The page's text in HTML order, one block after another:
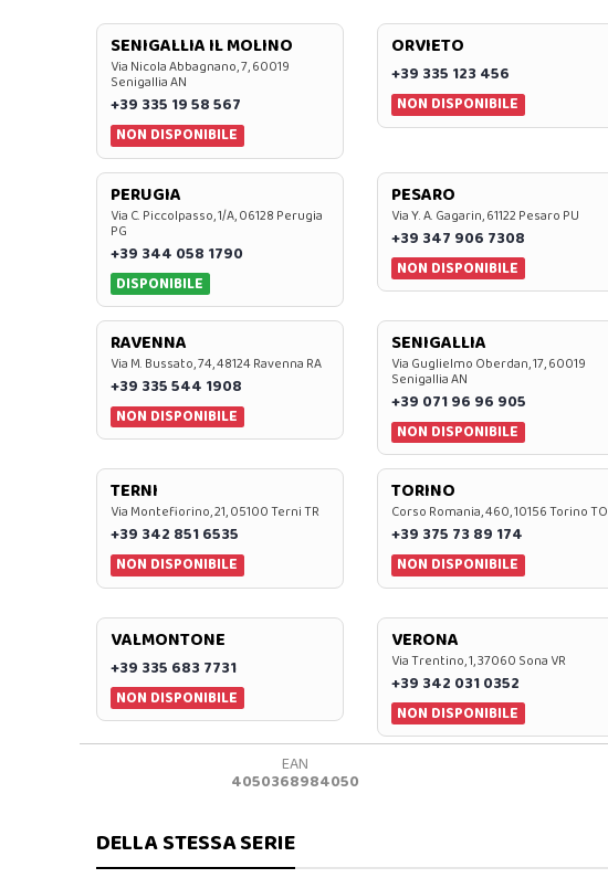
SENIGALLIA IL MOLINO
Via Nicola Abbagnano, 7, 60019
Senigallia AN
+39 335 19 58 567
NON DISPONIBILE
ORVIETO
+39 335 123 456
NON DISPONIBILE
PERUGIA
Via C. Piccolpasso, 1/A, 06128 Perugia
PG
+39 344 058 1790
DISPONIBILE
PESARO
Via Y. A. Gagarin, 61122 Pesaro PU
+39 347 906 7308
NON DISPONIBILE
RAVENNA
Via M. Bussato, 74, 48124 Ravenna RA
+39 335 544 1908
NON DISPONIBILE
SENIGALLIA
Via Guglielmo Oberdan, 17, 60019
Senigallia AN
+39 071 96 96 905
NON DISPONIBILE
TERNI
Via Montefiorino, 21, 05100 Terni TR
+39 342 851 6535
NON DISPONIBILE
TORINO
Corso Romania, 460, 10156 Torino TO
+39 375 73 89 174
NON DISPONIBILE
VALMONTONE
+39 335 683 7731
NON DISPONIBILE
VERONA
Via Trentino, 1, 37060 Sona VR
+39 342 031 0352
NON DISPONIBILE
EAN
4050368984050
DELLA STESSA SERIE